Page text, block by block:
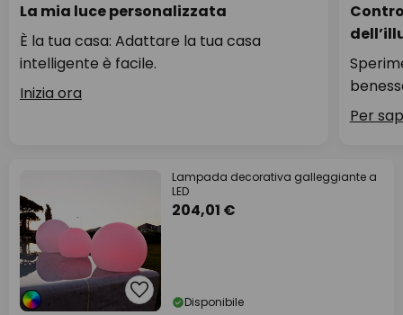
La mia luce personalizzata
È la tua casa: Adattare la tua casa
intelligente è facile.
Inizia ora
Per
Lampada decorativa galleggiante a
LED
204,01 €
Disponibile